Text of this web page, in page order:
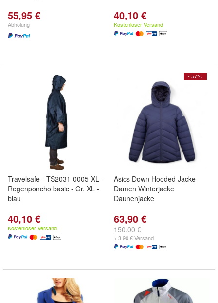
55,95 €
Abholung
40,10 €
Kostenloser Versand
Travelsafe - TS2031-0005-XL -
Regenponcho basic - Gr. XL -
blau
40,10 €
Kostenloser Versand
- 57%
Asics Down Hooded Jacke
Damen Winterjacke
Daunenjacke
63,90 €
150,00 €
+ 3,90 € Versand